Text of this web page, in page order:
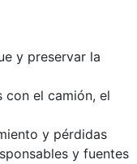
y preservar la
con el camión, el
y pérdidas
y fuentes